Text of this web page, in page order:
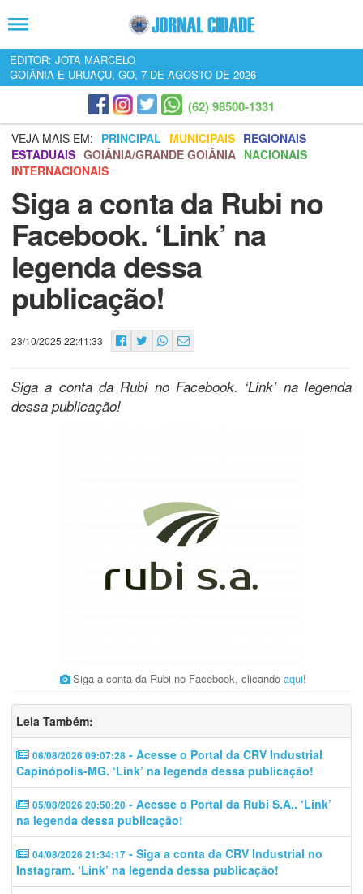
EDITOR: JOTA MARCELO
GOIÂNIA E URUAÇU, GO, 7 DE AGOSTO DE 2026
(62) 98500-1331
VEJA MAIS EM: PRINCIPAL MUNICIPAIS REGIONAIS
ESTADUAIS GOIÂNIA/GRANDE GOIÂNIA NACIONAIS
INTERNACIONAIS
Siga a conta da Rubi no
Facebook. ‘Link’ na
legenda dessa
publicação!
23/10/2025 22:41:33
Siga a conta da Rubi no Facebook. ‘Link’ na legenda
dessa publicação!
Siga a conta da Rubi no Facebook, clicando aqui!
Leia Também:
06/08/2026 09:07:28 - Acesse o Portal da CRV Industrial
Capinópolis-MG. ‘Link’ na legenda dessa publicação!
05/08/2026 20:50:20 - Acesse o Portal da Rubi S.A.. ‘Link’
na legenda dessa publicação!
04/08/2026 21:34:17 - Siga a conta da CRV Industrial no
Instagram. ‘Link’ na legenda dessa publicação!